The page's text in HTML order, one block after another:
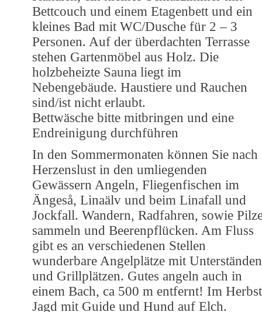
Bettcouch und einem Etagenbett und ein
kleines Bad mit WC/Dusche für 2 – 3
Personen. Auf der überdachten Terrasse
stehen Gartenmöbel aus Holz. Die
holzbeheizte Sauna liegt im
Nebengebäude. Haustiere und Rauchen
sind/ist nicht erlaubt.
Bettwäsche bitte mitbringen und eine
Endreinigung durchführen
In den Sommermonaten können Sie nach
Herzenslust in den umliegenden
Gewässern Angeln, Fliegenfischen im
Ängeså, Linaälv und beim Linafall und
Jockfall. Wandern, Radfahren, sowie
sammeln und Beerenpflücken. Am Fluss
gibt es an verschiedenen Stellen
wunderbare Angelplätze mit Unterständen
und Grillplätzen. Gutes angeln auch in
einem Bach, ca 500 m entfernt! Im Herbst
Jagd mit Guide und Hund auf Elch.